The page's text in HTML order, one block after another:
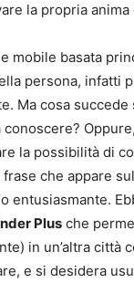
la propria anima
mobile basata
persona, infatti
Ma cosa
conoscere?
la possibilità di
che appare
entusiasmante.
Plus che
in un’altra città
e si desidera